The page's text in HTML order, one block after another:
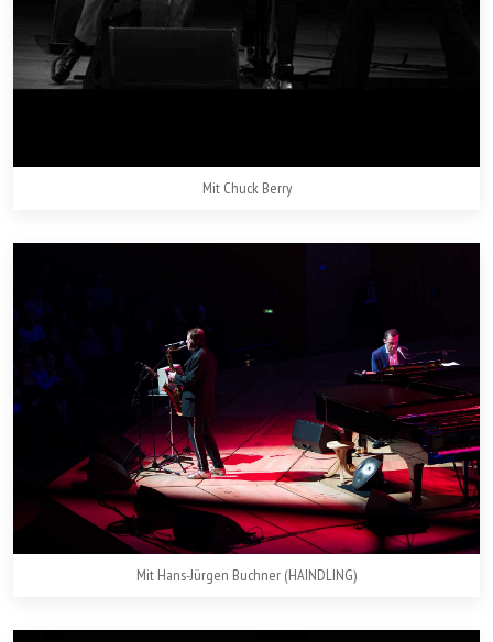
Mit Chuck Berry
Mit Hans-Jürgen Buchner (HAINDLING)